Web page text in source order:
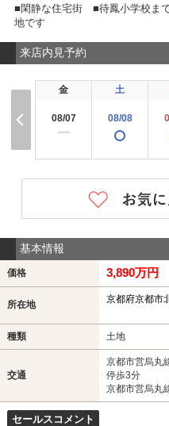
■閑静な住宅街 ■待鳳小学校ま
地です
来店内見予約
金
08/07
ー
土
08/08
基本情報
価格 3,890万円
所在地 京都府京都市
種類 土地
交通
京都市営烏丸
停歩3分
京都市営烏丸
セールスコメント